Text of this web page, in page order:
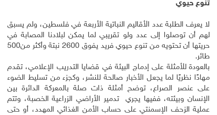
تنوع حيوي
لا يعرف الطلبة عدد الأقاليم النباتية الأربعة في فلسطين، ولم يسبق
لهم أن توصلوا إلى عدد ولو تقريبي لما يمكن لبلادنا المصابة في
حريتها أن تحتويه من تنوع حيوي فريد يفوق 2600 نبتة وأكثر من500
طائر.
بالعودة للأمثلة على إدماج البيئة في قضايا التدريب الإعلامي، تقدم
مهادًا نظريًا لما يجعل الأخبار صالحة للنشر، وكجزء من تسليط الضوء
على عنصر الصراع، توضح أمثلة ذات صلة بالمعركة الدائرة بين
الإنسان وبيئته، ففيها يجري تدمير الأراضي الزراعية الخصبة، وتتم
عملية الزحف الإسمنتي على حساب الأمن الغذائي المهدد، أو حتى